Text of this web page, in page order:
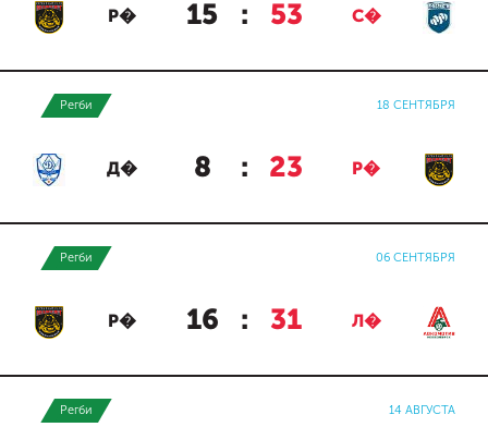
Р� 15 : 53 С�
Регби 18 СЕНТЯБРЯ
Д� 8 : 23 Р�
Регби 06 СЕНТЯБРЯ
Р� 16 : 31 Л�
Регби 14 АВГУСТА